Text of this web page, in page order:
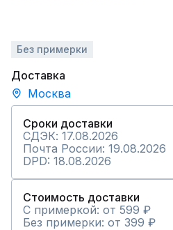
Без примерки
Доставка
Москва
Сроки доставки
СДЭК: 17.08.2026
Почта России: 19.08.2026
DPD: 18.08.2026
Стоимость доставки
С примеркой: от 599 ₽
Без примерки: от 399 ₽